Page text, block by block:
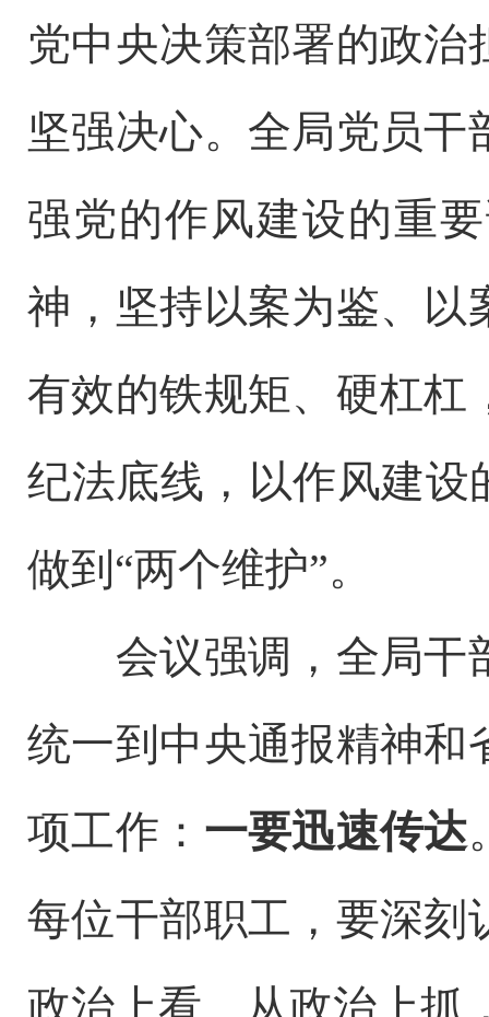
党中央决策部署的政
坚强决心。全局党员
强党的作风建设的重
神， 坚持以案为鉴、以
有效的铁规矩、硬杠杠
纪法底线， 以作风建设
做到“两个维护”。
会议强调， 全局干
统一到 中央通报精神和
项工作 ： 一要迅速传达
每位干部职工，要深刻
政治上看、从政治上抓